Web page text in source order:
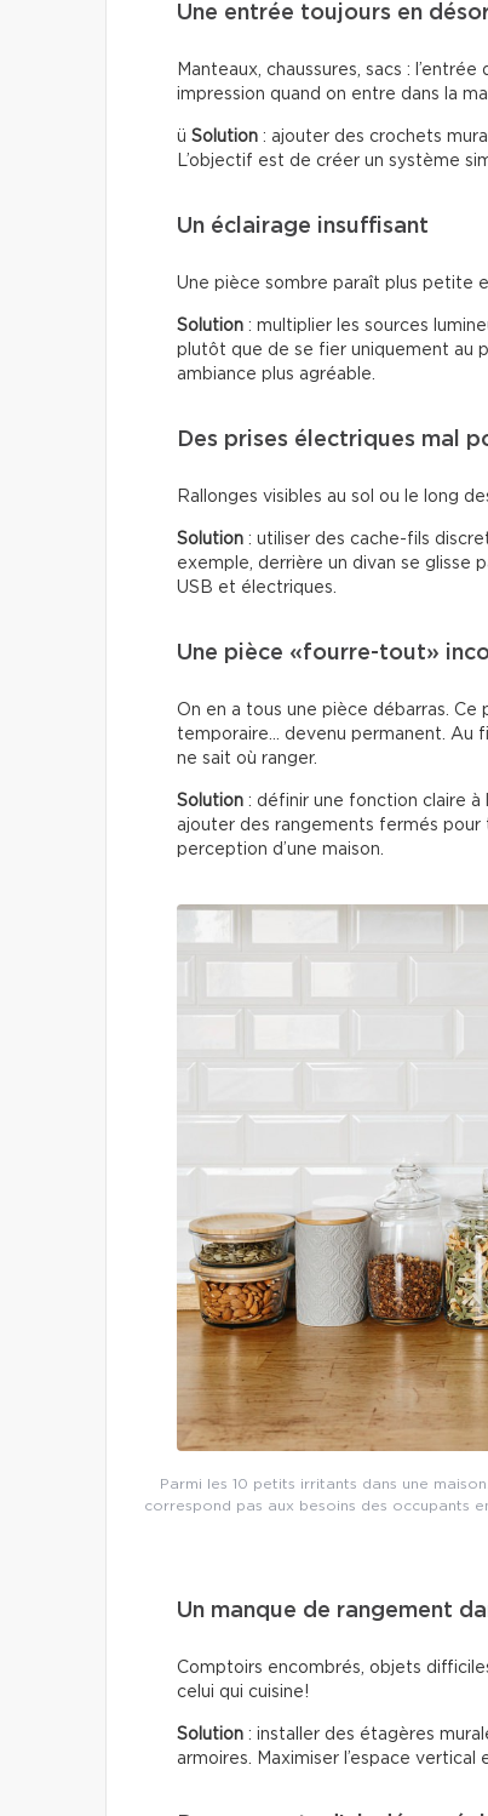
Une entrée toujours en
Manteaux, chaussures, sacs :
impression quand on entre dans la
ü Solution : ajouter des crochets
L’objectif est de créer un système
Un éclairage insuffisant
Une pièce sombre paraît plus petite
Solution : multiplier les sources
plutôt que de se fier uniquement au
ambiance plus agréable.
Des prises électriques mal
Rallonges visibles au sol ou le long
Solution : utiliser des cache-fils
exemple, derrière un divan se glisse
USB et électriques.
Une pièce «fourre-tout»
On en a tous une pièce débarras.
temporaire… devenu permanent. Au
ne sait où ranger.
Solution : définir une fonction claire à
ajouter des rangements fermés
perception d’une maison.
Parmi les 10 petits irritants dans une
correspond pas aux besoins des occupants
Un manque de rangement
Comptoirs encombrés, objets
celui qui cuisine!
Solution : installer des étagères
armoires. Maximiser l’espace vertical